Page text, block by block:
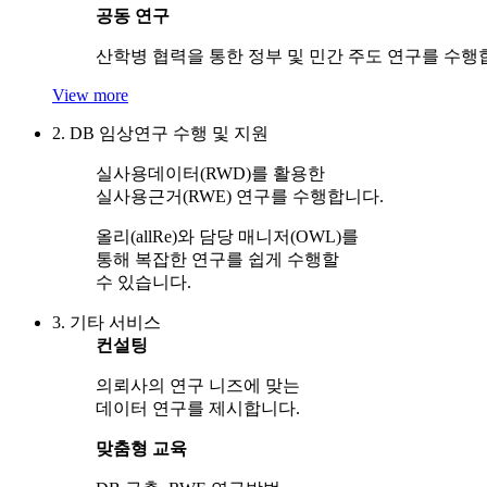
공동 연구
산학병 협력을 통한 정부 및 민간 주도 연구를 수행
View more
2. DB 임상연구 수행 및 지원
실사용데이터(RWD)를 활용한
실사용근거(RWE) 연구를 수행합니다.
올리(allRe)와 담당 매니저(OWL)를
통해 복잡한 연구를 쉽게 수행할
수 있습니다.
3. 기타 서비스
컨설팅
의뢰사의 연구 니즈에 맞는
데이터 연구를 제시합니다.
맞춤형 교육